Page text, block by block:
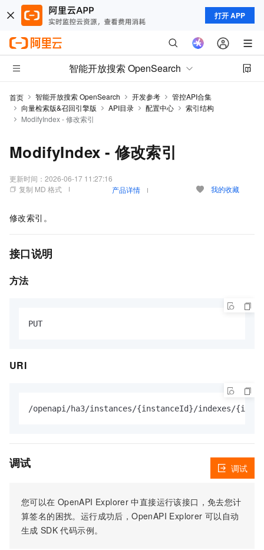
打开 APP
智能开放搜索 OpenSearch
首页 智能开放搜索 OpenSearch 开发参考
管控API合集
向量检索版&召回引擎版
API目录 配置中心
索引结构
ModifyIndex - 修改索引
ModifyIndex - 修改索引
更新时间： 2026-06-17 11:27:16
复制 MD 格式
产品详情 我的收藏
修改索引。
接口说明
方法
URI
调试
您可以在 OpenAPI Explorer 中直接运行该接口，免去您计
算签名的困扰。运行成功后，OpenAPI Explorer 可以自动
生成 SDK 代码示例。
调试